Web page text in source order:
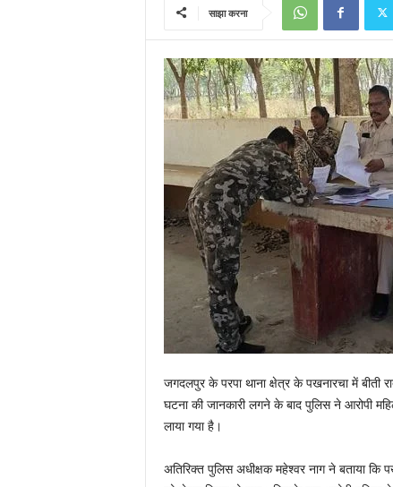
साझा करना
जगदलपुर के परपा थाना क्षेत्र के पखनारचा में बीती
घटना की जानकारी लगने के बाद पुलिस ने आरोपी
लाया गया है।
अतिरिक्त पुलिस अधीक्षक महेश्वर नाग ने बताया कि